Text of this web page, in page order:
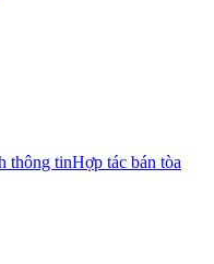
thông tinHợp tác bán tòa